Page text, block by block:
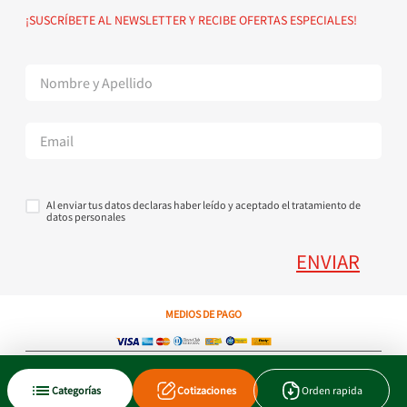
Categorías Cotizaciones Orden rapida
Suscribete al Newsletter
Superintendencia de Industria y Comercio
¡SUSCRÍBETE AL NEWSLETTER Y RECIBE OFERTAS ESPECIALES!
Al enviar tus datos declaras haber leído y aceptado el tratamiento de
datos personales
ENVIAR
MEDIOS DE PAGO
Copyright © 2023 JEN SA. Derechos Reservados. Util.com.co.